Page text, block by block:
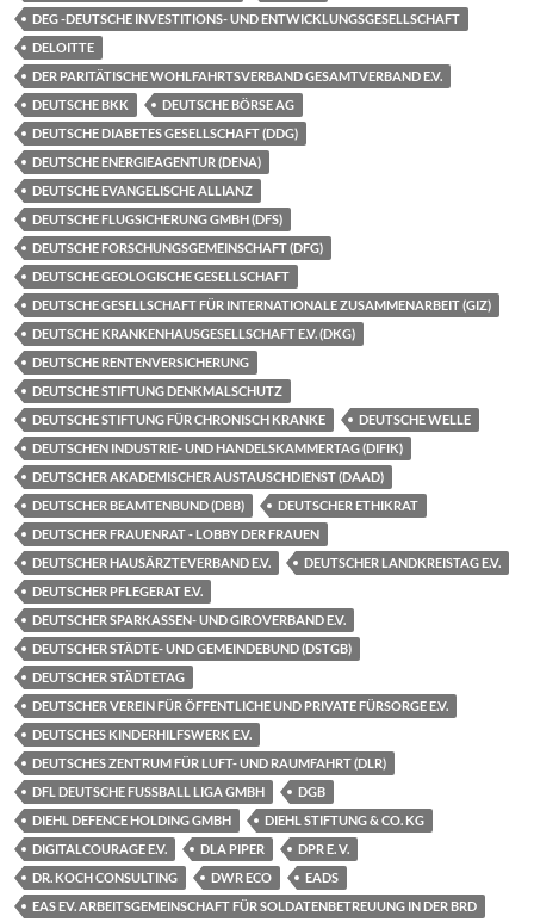
DEG -DEUTSCHE INVESTITIONS- UND ENTWICKLUNGSGESELLSCHAFT
DELOITTE
DER PARITÄTISCHE WOHLFAHRTSVERBAND GESAMTVERBAND E.V.
DEUTSCHE BKK
DEUTSCHE BÖRSE AG
DEUTSCHE DIABETES GESELLSCHAFT (DDG)
DEUTSCHE ENERGIEAGENTUR (DENA)
DEUTSCHE EVANGELISCHE ALLIANZ
DEUTSCHE FLUGSICHERUNG GMBH (DFS)
DEUTSCHE FORSCHUNGSGEMEINSCHAFT (DFG)
DEUTSCHE GEOLOGISCHE GESELLSCHAFT
DEUTSCHE GESELLSCHAFT FÜR INTERNATIONALE ZUSAMMENARBEIT (GIZ)
DEUTSCHE KRANKENHAUSGESELLSCHAFT E.V. (DKG)
DEUTSCHE RENTENVERSICHERUNG
DEUTSCHE STIFTUNG DENKMALSCHUTZ
DEUTSCHE STIFTUNG FÜR CHRONISCH KRANKE
DEUTSCHE WELLE
DEUTSCHEN INDUSTRIE- UND HANDELSKAMMERTAG (DIFIK)
DEUTSCHER AKADEMISCHER AUSTAUSCHDIENST (DAAD)
DEUTSCHER BEAMTENBUND (DBB)
DEUTSCHER ETHIKRAT
DEUTSCHER FRAUENRAT - LOBBY DER FRAUEN
DEUTSCHER HAUSÄRZTEVERBAND E.V.
DEUTSCHER LANDKREISTAG E.V.
DEUTSCHER PFLEGERAT E.V.
DEUTSCHER SPARKASSEN- UND GIROVERBAND E.V.
DEUTSCHER STÄDTE- UND GEMEINDEBUND (DSTGB)
DEUTSCHER STÄDTETAG
DEUTSCHER VEREIN FÜR ÖFFENTLICHE UND PRIVATE FÜRSORGE E.V.
DEUTSCHES KINDERHILFSWERK E.V.
DEUTSCHES ZENTRUM FÜR LUFT- UND RAUMFAHRT (DLR)
DFL DEUTSCHE FUSSBALL LIGA GMBH
DGB
DIEHL DEFENCE HOLDING GMBH
DIEHL STIFTUNG & CO. KG
DIGITALCOURAGE E.V.
DLA PIPER
DPR E. V.
DR. KOCH CONSULTING
DWR ECO
EADS
EAS EV. ARBEITSGEMEINSCHAFT FÜR SOLDATENBETREUUNG IN DER BRD